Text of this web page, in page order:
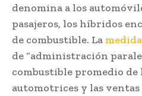
denomina a los
pasajeros, los híbridos
de combustible. La medida
de “administración
combustible promedio de
automotrices y las ventas